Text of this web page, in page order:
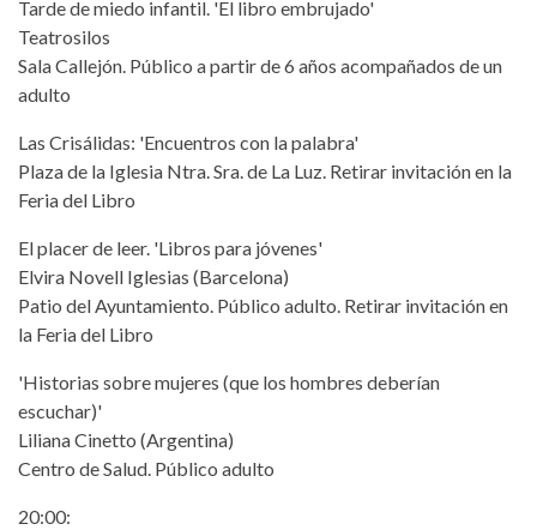
Tarde de miedo infantil. 'El libro embrujado'
Teatrosilos
Sala Callejón. Público a partir de 6 años acompañados de un
adulto
Las Crisálidas: 'Encuentros con la palabra'
Plaza de la Iglesia Ntra. Sra. de La Luz. Retirar invitación en la
Feria del Libro
El placer de leer. 'Libros para jóvenes'
Elvira Novell Iglesias (Barcelona)
Patio del Ayuntamiento. Público adulto. Retirar invitación en
la Feria del Libro
'Historias sobre mujeres (que los hombres deberían
escuchar)'
Liliana Cinetto (Argentina)
Centro de Salud. Público adulto
20:00: